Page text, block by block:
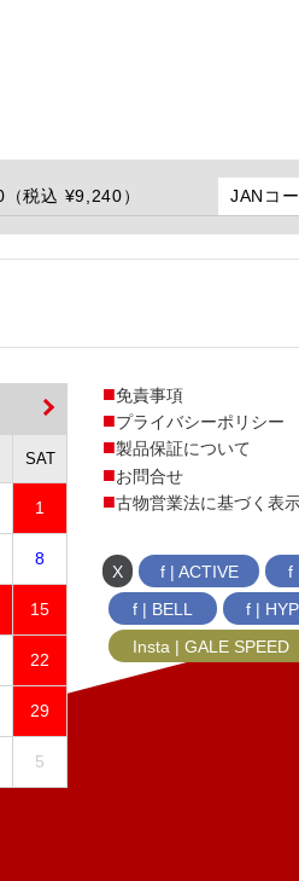
税込 ¥9,240） JANコ
SAT
1
8
15
22
29
5
免責事項
プライバシーポリシー
製品保証について
お問合せ
古物営業法に基づく表
X f | ACTIVE f
f | BELL
f |
Insta | GALE SPEED